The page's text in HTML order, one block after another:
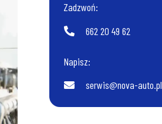
Zadzwoń:
662 20 49 62
Napisz:
serwis@nova-auto.pl